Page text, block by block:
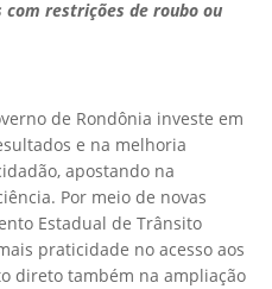
restrições de roubo ou
de Rondônia investe em
e na melhoria
apostando na
Por meio de novas
Estadual de Trânsito
praticidade no acesso aos
direto também na ampliação